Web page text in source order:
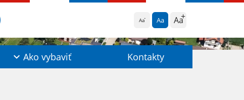
Aa Aa Aa
Ako vybaviť Kontakty